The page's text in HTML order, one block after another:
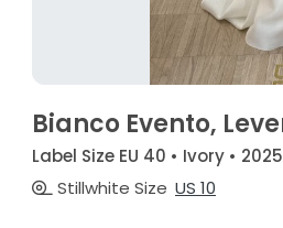
Bianco Evento,
Label Size EU 40 • Ivory • 2025
Stillwhite Size US 10